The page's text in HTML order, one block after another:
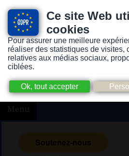
Ce site Web
cookies
Pour assurer une meilleure
réaliser des statistiques de visites,
relatives aux médias sociaux,
ciblées.
Version pour personnes mal-
Menu